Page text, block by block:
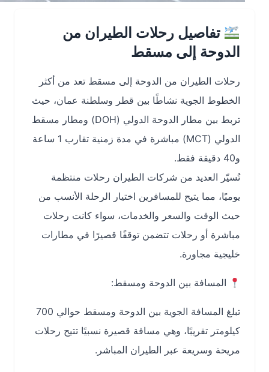
تفاصيل رحلات الطيران من
الدوحة إلى مسقط
رحلات الطيران من الدوحة إلى مسقط تعد من أكثر
الخطوط الجوية نشاطًا بين قطر وسلطنة عمان، حيث
تربط بين مطار الدوحة الدولي (DOH) ومطار مسقط
الدولي (MCT) مباشرة في مدة زمنية تقارب 1 ساعة
تُسيّر العديد من شركات الطيران رحلات منتظمة
يوميًا، مما يتيح للمسافرين اختيار الرحلة الأنسب من
حيث الوقت والسعر والخدمات، سواء كانت رحلات
مباشرة أو رحلات تتضمن توقفًا قصيرًا في مطارات
خليجية مجاورة.
المسافة بين الدوحة ومسقط:
تبلغ المسافة الجوية بين الدوحة ومسقط حوالي 700
كيلومتر تقريبًا، وهي مسافة قصيرة نسبيًا تتيح رحلات
مريحة وسريعة عبر الطيران المباشر.